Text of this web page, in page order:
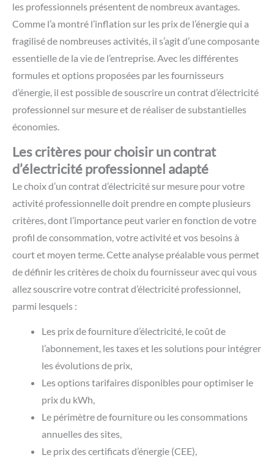
les professionnels présentent de nombreux avantages.
Comme l’a montré l’inflation sur les prix de l’énergie qui a
fragilisé de nombreuses activités, il s’agit d’une composante
essentielle de la vie de l’entreprise. Avec les différentes
formules et options proposées par les fournisseurs
d’énergie, il est possible de souscrire un contrat d’électricité
professionnel sur mesure et de réaliser de substantielles
économies.
Les critères pour choisir un contrat
d’électricité professionnel adapté
Le choix d’un contrat d’électricité sur mesure pour votre
activité professionnelle doit prendre en compte plusieurs
critères, dont l’importance peut varier en fonction de votre
profil de consommation, votre activité et vos besoins à
court et moyen terme. Cette analyse préalable vous permet
de définir les critères de choix du fournisseur avec qui vous
allez souscrire votre contrat d’électricité professionnel,
parmi lesquels :
Les prix de fourniture d’électricité, le coût de
l’abonnement, les taxes et les solutions pour intégrer
les évolutions de prix,
Les options tarifaires disponibles pour optimiser le
prix du kWh,
Le périmètre de fourniture ou les consommations
annuelles des sites,
Le prix des certificats d’énergie (CEE),